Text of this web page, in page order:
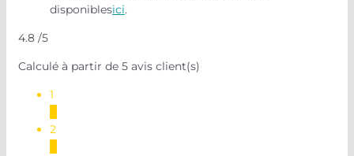
disponiblesici.
4.8/5
Calculé à partir de 5 avis client(s)
1
2